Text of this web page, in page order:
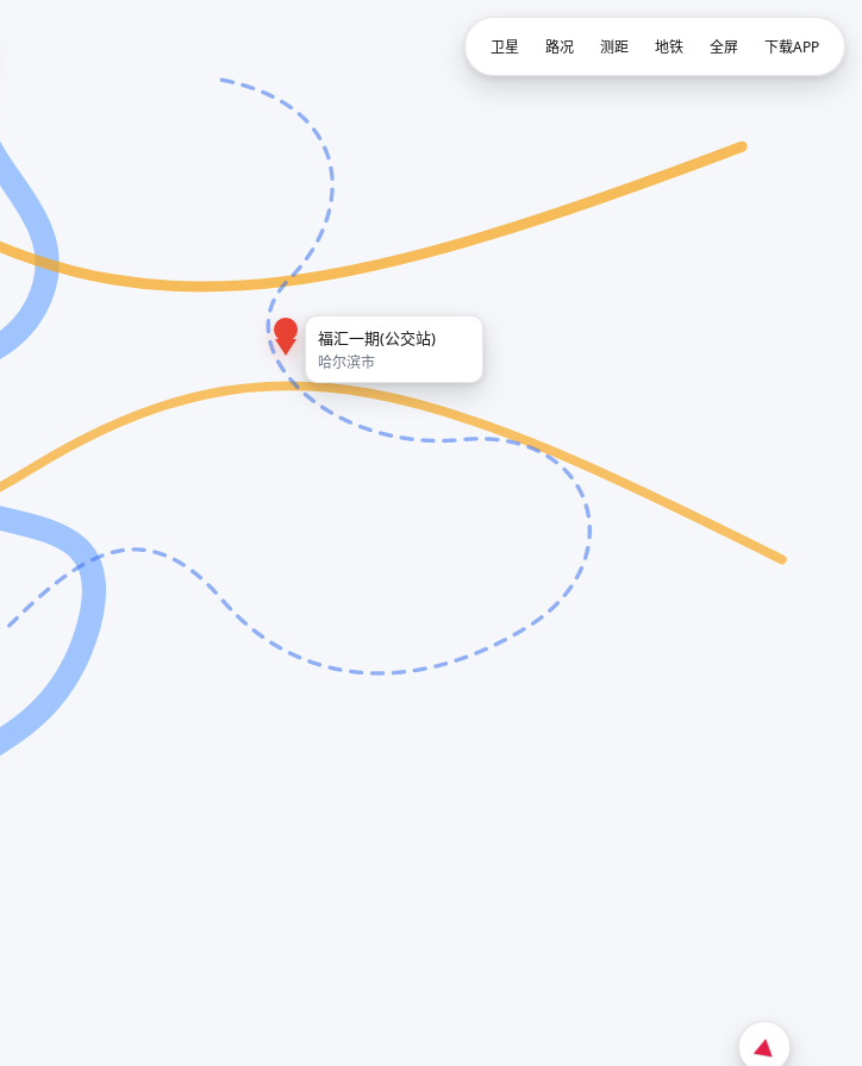
福汇一期(公交站)
哈尔滨市
卫星 路况 测距 地铁 全屏 下载APP